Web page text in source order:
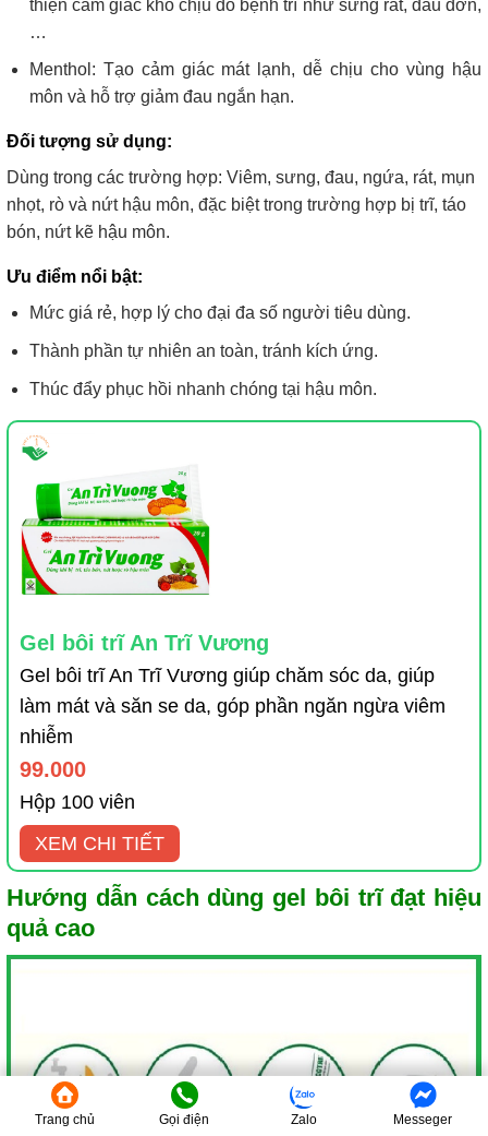
thiện cảm giác khó chịu do bệnh trĩ như sưng rát, đau đớn,
…
Menthol: Tạo cảm giác mát lạnh, dễ chịu cho vùng hậu
môn và hỗ trợ giảm đau ngắn hạn.
Đối tượng sử dụng:
Dùng trong các trường hợp: Viêm, sưng, đau, ngứa, rát, mụn
nhọt, rò và nứt hậu môn, đặc biệt trong trường hợp bị trĩ, táo
bón, nứt kẽ hậu môn.
Ưu điểm nổi bật:
Mức giá rẻ, hợp lý cho đại đa số người tiêu dùng.
Thành phần tự nhiên an toàn, tránh kích ứng.
Thúc đẩy phục hồi nhanh chóng tại hậu môn.
Gel bôi trĩ An Trĩ Vương
Gel bôi trĩ An Trĩ Vương giúp chăm sóc da, giúp
làm mát và săn se da, góp phần ngăn ngừa viêm
nhiễm
99.000
Hộp 100 viên
XEM CHI TIẾT
Hướng dẫn cách dùng gel bôi trĩ đạt hiệu
quả cao
Trang chủ Gọi điện Zalo Messeger